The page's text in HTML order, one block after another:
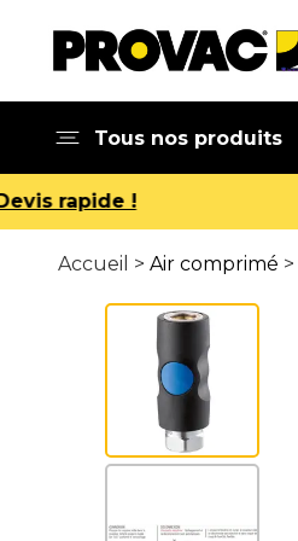
Tous nos produits
Accueil > Air comprimé >